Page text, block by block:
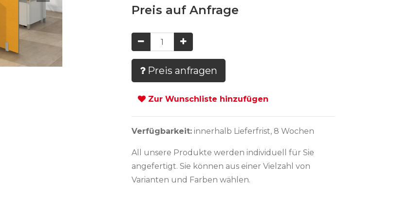
Preis auf Anfrage
Preis anfragen
Zur Wunschliste hinzufügen
Verfügbarkeit: innerhalb Lieferfrist, 8 Wochen
All unsere Produkte werden individuell für Sie
angefertigt. Sie können aus einer Vielzahl von
Varianten und Farben wählen.